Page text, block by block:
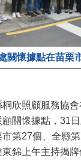
關懷據點在苗栗
欣照顧服務協
關懷據點，31
第27個、全縣
錦上午主持揭